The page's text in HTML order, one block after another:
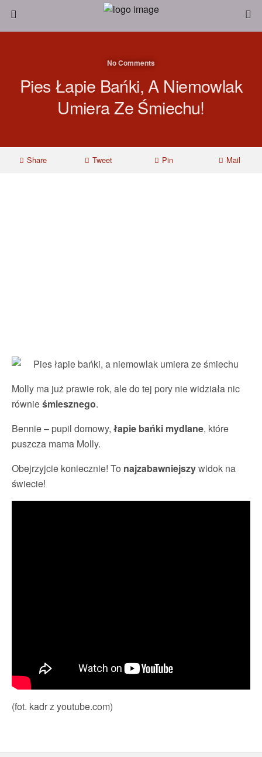
No Comments
Pies Łapie Bańki, A Niemowlak
Umiera Ze Śmiechu!
Share Tweet Pin Mail
Molly ma już prawie rok, ale do tej pory nie widziała nic
równieśmiesznego.
Bennie – pupil domowy, łapie bańki mydlane, które
puszcza mama Molly.
Obejrzyjcie koniecznie! To najzabawniejszywidok na
świecie!
(fot. kadr z youtube.com)